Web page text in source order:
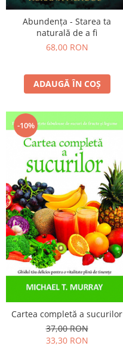
Seria Montauk
Mistere
Seria Chico Xavier
Oracole
Sănătate
Umor
Ficțiune
Viata după moarte
Non-dualitate
Alimentație
Creștinism
Vindecare
Povestiri
Relații de cuplu
Erotism
Psihologie practică
Sexualitate
Lumea îngerilor
Abundența - Starea ta
naturală de a fi
68,00 RON
ADAUGĂ ÎN COȘ
-10%
Cartea completă a sucurilor
37,00 RON
33,30 RON